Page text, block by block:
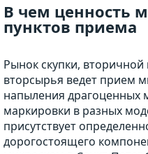
В чем ценность
пунктов приема
Рынок скупки,
вторсырья ведет прием
напыления драгоценных
маркировки в разных
присутствует
дорогостоящего